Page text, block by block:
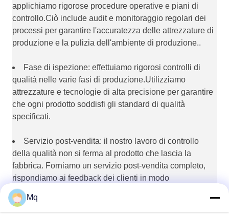
applichiamo rigorose procedure operative e piani di
controllo.Ciò include audit e monitoraggio regolari dei
processi per garantire l'accuratezza delle attrezzature di
produzione e la pulizia dell'ambiente di produzione..
Fase di ispezione: effettuiamo rigorosi controlli di
qualità nelle varie fasi di produzione.Utilizziamo
attrezzature e tecnologie di alta precisione per garantire
che ogni prodotto soddisfi gli standard di qualità
specificati.
Servizio post-vendita: il nostro lavoro di controllo
della qualità non si ferma al prodotto che lascia la
fabbrica. Forniamo un servizio post-vendita completo,
rispondiamo ai feedback dei clienti in modo
tempestivo,e monitorare e migliorare i problemi di
qualità dei prodotti.
Mq